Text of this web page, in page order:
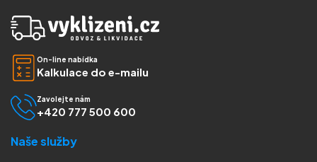
On-line nabídka
Kalkulace do e-mailu
Zavolejte nám
+420 777 500 600
Naše služby